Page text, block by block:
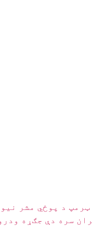
ټرمپ د پوځي مشر
سره دې جګړه